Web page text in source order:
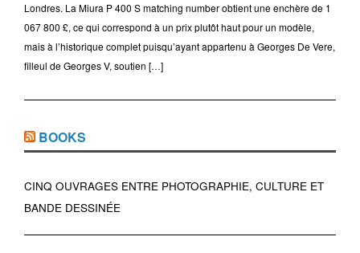
Londres. La Miura P 400 S matching number obtient une enchère de 1
067 800 £, ce qui correspond à un prix plutôt haut pour un modèle,
mais à l’historique complet puisqu’ayant appartenu à Georges De Vere,
filleul de Georges V, soutien […]
BOOKS
CINQ OUVRAGES ENTRE PHOTOGRAPHIE, CULTURE ET
BANDE DESSINÉE